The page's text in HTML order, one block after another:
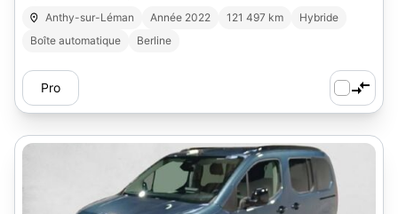
Anthy-sur-Léman Année 2022 121 497 km
Hybride
Boîte automatique
Berline
Pro